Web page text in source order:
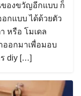
ของขวัญอีกแบบ ก็
อกแบบ ได้ด้วยตัว
หรือ โมเดล
ออกมาเพื่อมอบ
diy […]